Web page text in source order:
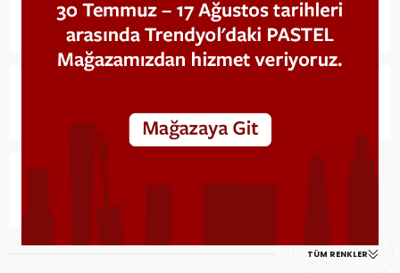
TÜM RENKLER